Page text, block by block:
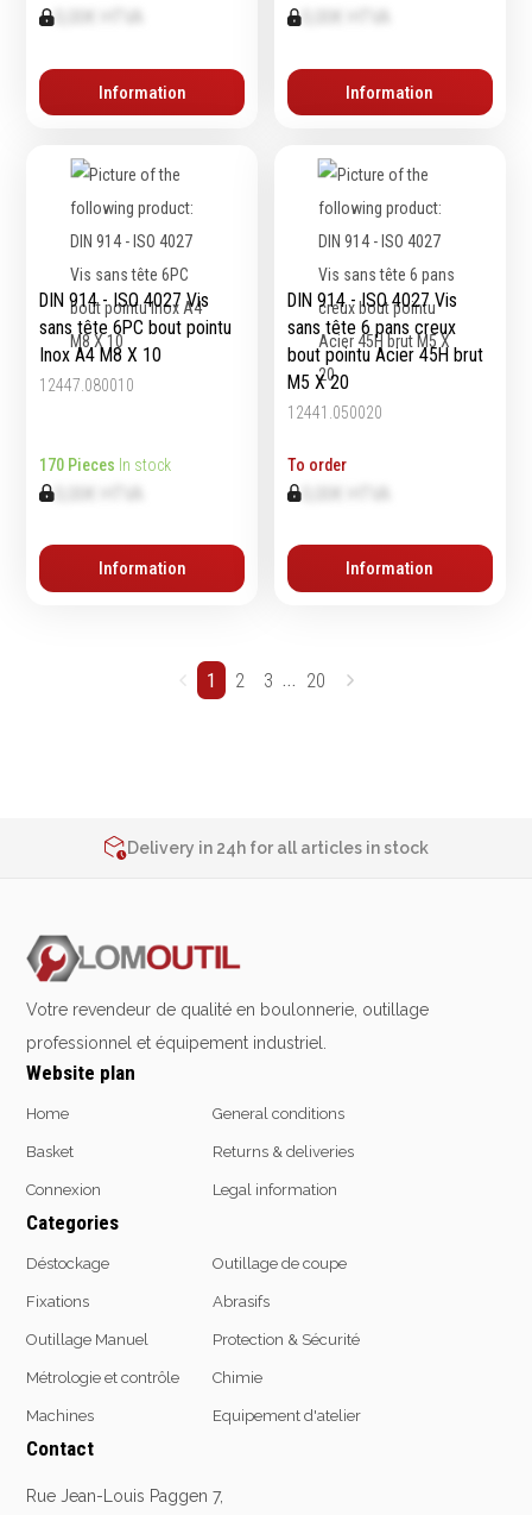
0,00€ HTVA
Information Information
DIN 914 - ISO 4027 Vis
sans tête 6PC bout pointu
Inox A4 M8 X 10
12447.080010
170 Pieces In stock
0,00€ HTVA
Information
DIN 914 - ISO 4027 Vis
sans tête 6 pans creux
bout pointu Acier 45H brut
M5 X 20
12441.050020
To order
Information
1 2 3 ... 20
Delivery in 24h for all articles in stock
Votre revendeur de qualité en boulonnerie, outillage
professionnel et équipement industriel.
Website plan
Home
Basket
Connexion
General conditions
Returns & deliveries
Legal information
Categories
Déstockage
Fixations
Outillage Manuel
Métrologie et contrôle
Machines
Outillage de coupe
Abrasifs
Protection & Sécurité
Chimie
Equipement d'atelier
Contact
Rue Jean-Louis Paggen 7,